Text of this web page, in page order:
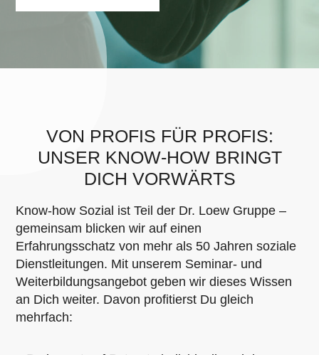
VON PROFIS FÜR PROFIS:
UNSER KNOW-HOW BRINGT
DICH VORWÄRTS
Know-how Sozial ist Teil der Dr. Loew Gruppe –
gemeinsam blicken wir auf einen
Erfahrungsschatz von mehr als 50 Jahren soziale
Dienstleitungen. Mit unserem Seminar- und
Weiterbildungsangebot geben wir dieses Wissen
an Dich weiter. Davon profitierst Du gleich
mehrfach: